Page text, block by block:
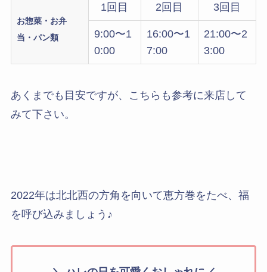
お惣菜・お弁
当・パン類
1回目 2回目 3回目
9:00〜1
0:00
16:00〜1
7:00
21:00〜2
3:00
あくまでも目安ですが、こちらも参考に来店して
みて下さい。
2022年は北北西の方角を向いて恵方巻をたべ、福
を呼び込みましょう♪